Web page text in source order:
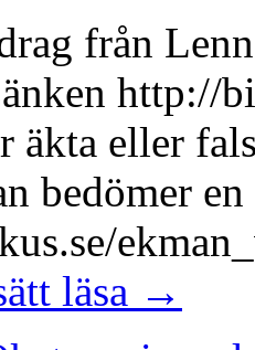
från
http://
äkta eller
bedömer
läsa →